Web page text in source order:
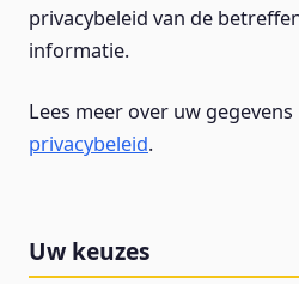
privacybeleid van de
informatie.
Lees meer over uw
privacybeleid.
Uw keuzes